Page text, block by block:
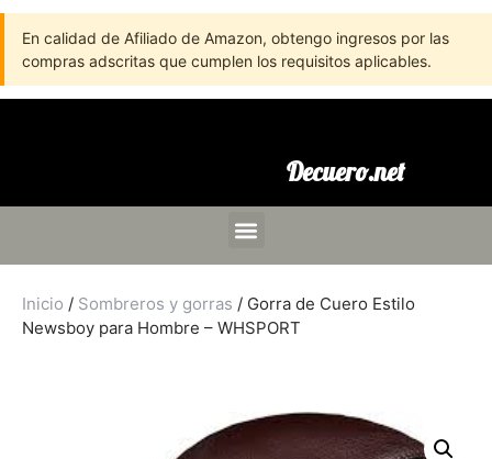
En calidad de Afiliado de Amazon, obtengo ingresos por las
compras adscritas que cumplen los requisitos aplicables.
Decuero.net
Inicio / Sombreros y gorras / Gorra de Cuero Estilo
Newsboy para Hombre – WHSPORT